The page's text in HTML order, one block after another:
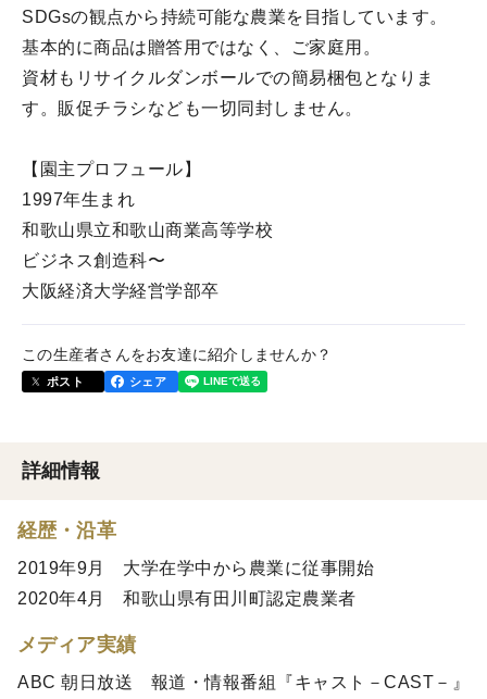
SDGsの観点から持続可能な農業を目指しています。
基本的に商品は贈答用ではなく、ご家庭用。
資材もリサイクルダンボールでの簡易梱包となりま
す。販促チラシなども一切同封しません。
【園主プロフュール】
1997年生まれ
和歌山県立和歌山商業高等学校
ビジネス創造科〜
大阪経済大学経営学部卒
この生産者さんをお友達に紹介しませんか？
ポスト シェア
詳細情報
経歴・沿革
2019年9月 大学在学中から農業に従事開始
2020年4月 和歌山県有田川町認定農業者
メディア実績
ABC 朝日放送 報道・情報番組『キャスト－CAST－』